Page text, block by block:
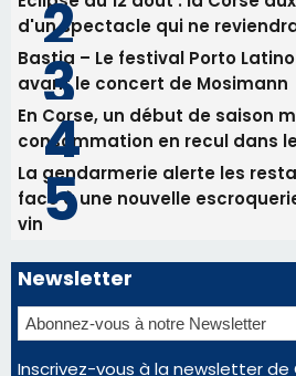
Newsletter
Inscrivez-vous à la newsletter de
email les infos les plus
nos meilleurs articles
Régie publicitaire